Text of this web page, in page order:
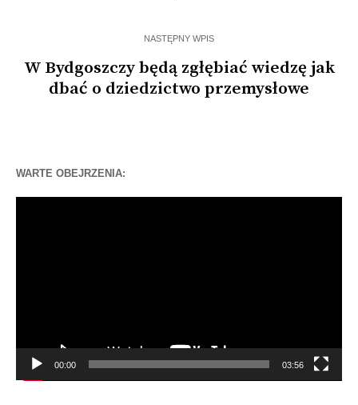
NASTĘPNY WPIS
W Bydgoszczy będą zgłębiać wiedzę jak
dbać o dziedzictwo przemysłowe
WARTE OBEJRZENIA:
00:00 03:56